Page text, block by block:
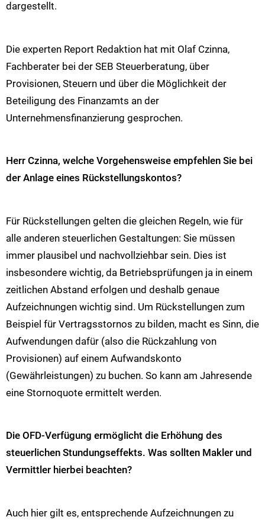
dargestellt.
Die experten Report Redaktion hat mit Olaf Czinna,
Fachberater bei der SEB Steuerberatung, über
Provisionen, Steuern und über die Möglichkeit der
Beteiligung des Finanzamts an der
Unternehmensfinanzierung gesprochen.
Herr Czinna, welche Vorgehensweise empfehlen Sie bei
der Anlage eines Rückstellungskontos?
Für Rückstellungen gelten die gleichen Regeln, wie für
alle anderen steuerlichen Gestaltungen: Sie müssen
immer plausibel und nachvollziehbar sein. Dies ist
insbesondere wichtig, da Betriebsprüfungen ja in einem
zeitlichen Abstand erfolgen und deshalb genaue
Aufzeichnungen wichtig sind. Um Rückstellungen zum
Beispiel für Vertragsstornos zu bilden, macht es Sinn, die
Aufwendungen dafür (also die Rückzahlung von
Provisionen) auf einem Aufwandskonto
(Gewährleistungen) zu buchen. So kann am Jahresende
eine Stornoquote ermittelt werden.
Die OFD-Verfügung ermöglicht die Erhöhung des
steuerlichen Stundungseffekts. Was sollten Makler und
Vermittler hierbei beachten?
Auch hier gilt es, entsprechende Aufzeichnungen zu